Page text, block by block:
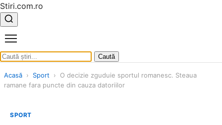
Stiri.com.ro
Caută
Acasă › Sport ›
O decizie zguduie sportul romanesc. Steaua
ramane fara puncte din cauza datoriilor
SPORT